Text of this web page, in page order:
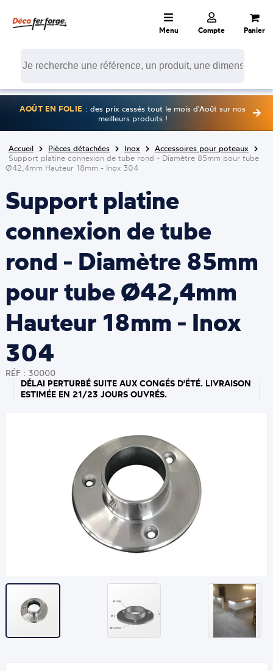
Menu Compte Panier
AOÛT EN FOLIE : des prix cassés tout le mois d'Août sur nos
meilleurs produits !
Accueil Pièces détachées Inox
Accessoires pour poteaux
Support platine connexion de tube rond - Diamètre 85mm pour tube
Ø42,4mm Hauteur 18mm - Inox 304
Support platine
connexion de tube
rond - Diamètre 85mm
pour tube Ø42,4mm
Hauteur 18mm - Inox
304
RÉF : 30000
DÉLAI PERTURBÉ SUITE AUX CONGÉS D'ÉTÉ. LIVRAISON
ESTIMÉE EN 21/23 JOURS OUVRÉS.